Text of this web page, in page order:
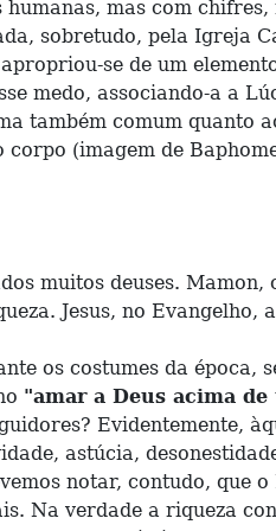
mas com
sobretudo, pela Igreja
se de um
medo, associando-a a
também comum quanto
(imagem de
deuses. Mamon,
Jesus, no Evangelho,
costumes da época,
"amar a Deus acima
Evidentemente,
astúcia,
notar, contudo, que o
Na verdade a riqueza